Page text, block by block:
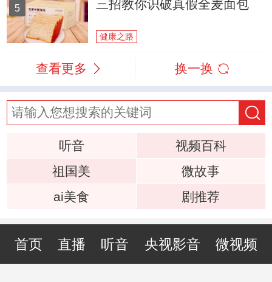
5 三招教你识破真假全麦面包
健康之路
查看更多 换一换
听音
视频百科
祖国美
微故事
ai美食
剧推荐
首页 直播 听音 央视影音 微视频